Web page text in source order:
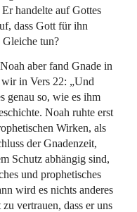
handelte auf Gottes
dass Gott für ihn
tun?
aber fand Gnade in
in Vers 22: „Und
genau so, wie es ihm
Noah ruhte erst
Wirken, als
der Gnadenzeit,
Schutz abhängig sind,
und prophetisches
wird es nichts anderes
vertrauen, dass er uns